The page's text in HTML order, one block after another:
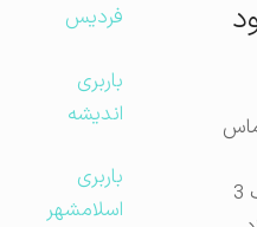
فردیس
باربری
اندیشه
باربری
اسلامشهر